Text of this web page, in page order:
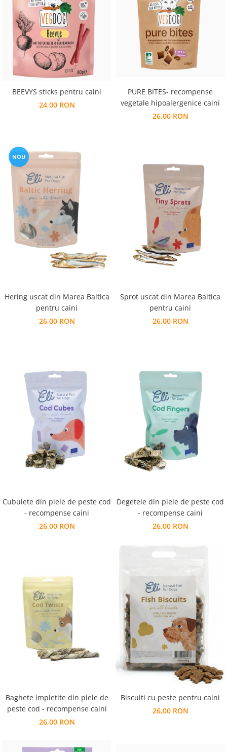
BEEVYS sticks pentru caini
24,00 RON
PURE BITES- recompense
vegetale hipoalergenice caini
26,00 RON
NOU
Hering uscat din Marea Baltica
pentru caini
26,00 RON
Sprot uscat din Marea Baltica
pentru caini
26,00 RON
Cubulete din piele de peste cod
- recompense caini
26,00 RON
Degetele din piele de peste cod
- recompense caini
26,00 RON
Baghete impletite din piele de
peste cod - recompense caini
26,00 RON
Biscuiti cu peste pentru caini
26,00 RON